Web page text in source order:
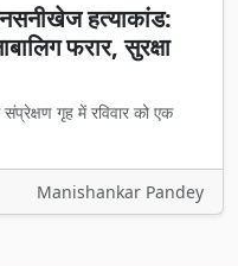
हत्याकांड:
फरार, सुरक्षा
गृह में रविवार को एक
Manishankar Pandey